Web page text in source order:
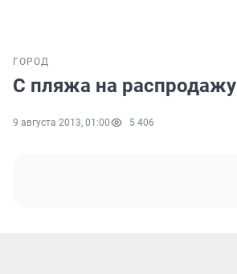
ГОРОД
С пляжа на распродажу
9 августа 2013, 01:00 5 406